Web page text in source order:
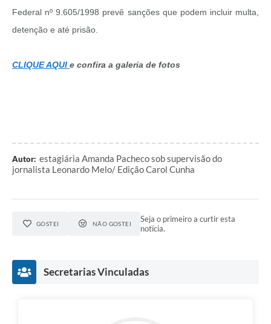
Federal nº 9.605/1998 prevê sanções que podem incluir multa,
detenção e até prisão.
CLIQUE AQUI e confira a galeria de fotos
Autor: estagiária Amanda Pacheco sob supervisão do
jornalista Leonardo Melo/ Edição Carol Cunha
GOSTEI NÃO GOSTEI
Seja o primeiro a curtir esta
notícia.
Secretarias Vinculadas